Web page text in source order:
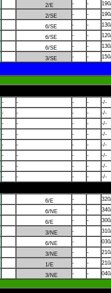
2/E - -
2/SE - -
6/SE - -
6/SE - -
6/SE - -
3/SE - -
- - - -
-/-
- - - -
-/-
- - - -
-/-
- - - -
-/-
- - - -
-/-
- - - -
-/-
- - - -
-/-
- - - - -/-
6/E -
6/NE - -
6/E - -
3/NE -
6/NE -
3/NE - -
1/E - -
3/NE - -